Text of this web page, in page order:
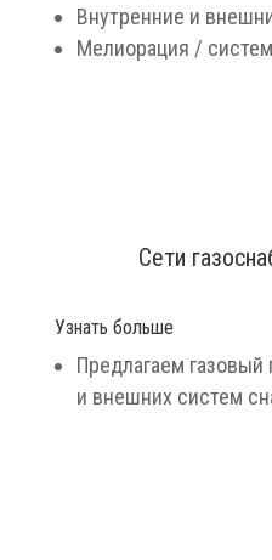
Внутренние и
Мелиорация /
Сети
Узнать больше
Предлагаем газовый
и внешних систем